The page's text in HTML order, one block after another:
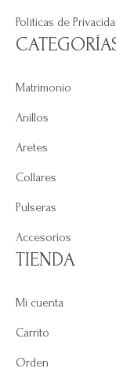
Políticas de
Matrimonio
Anillos
Aretes
Collares
Pulseras
Accesorios
TIENDA
Mi cuenta
Carrito
Orden